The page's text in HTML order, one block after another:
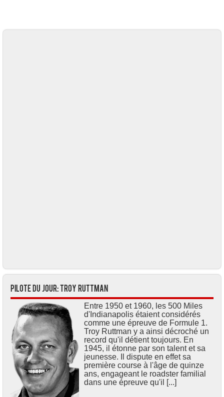
Pilote du jour: Troy RUTTMAN
Entre 1950 et 1960, les 500 Miles
d'Indianapolis étaient considérés
comme une épreuve de Formule 1.
Troy Ruttman y a ainsi décroché un
record qu'il détient toujours. En
1945, il étonne par son talent et sa
jeunesse. Il dispute en effet sa
première course à l'âge de quinze
ans, engageant le roadster familial
dans une épreuve qu'il [...]